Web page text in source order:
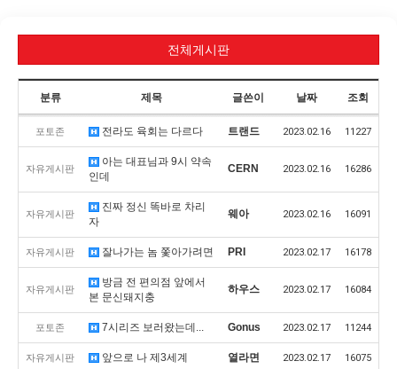
전체게시판
분류 제목 글쓴이 날짜 조회
포토존 전라도 육회는 다르다 트랜드 2023.02.16 11227
자유게시판
아는 대표님과 9시 약속
인데
CERN 2023.02.16 16286
자유게시판
진짜 정신 똑바로 차리
자
웨아 2023.02.16 16091
자유게시판 잘나가는 놈 쫓아가려면 PRI 2023.02.17 16178
자유게시판
방금 전 편의점 앞에서
본 문신돼지충
하우스 2023.02.17 16084
포토존 7시리즈 보러왔는데... Gonus 2023.02.17 11244
자유게시판 앞으로 나 제3세계 열라면 2023.02.17 16075